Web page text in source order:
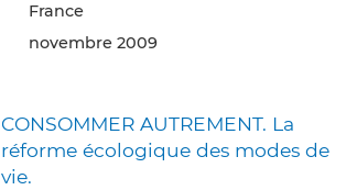
France
novembre 2009
CONSOMMER AUTREMENT. La
réforme écologique des modes de
vie.